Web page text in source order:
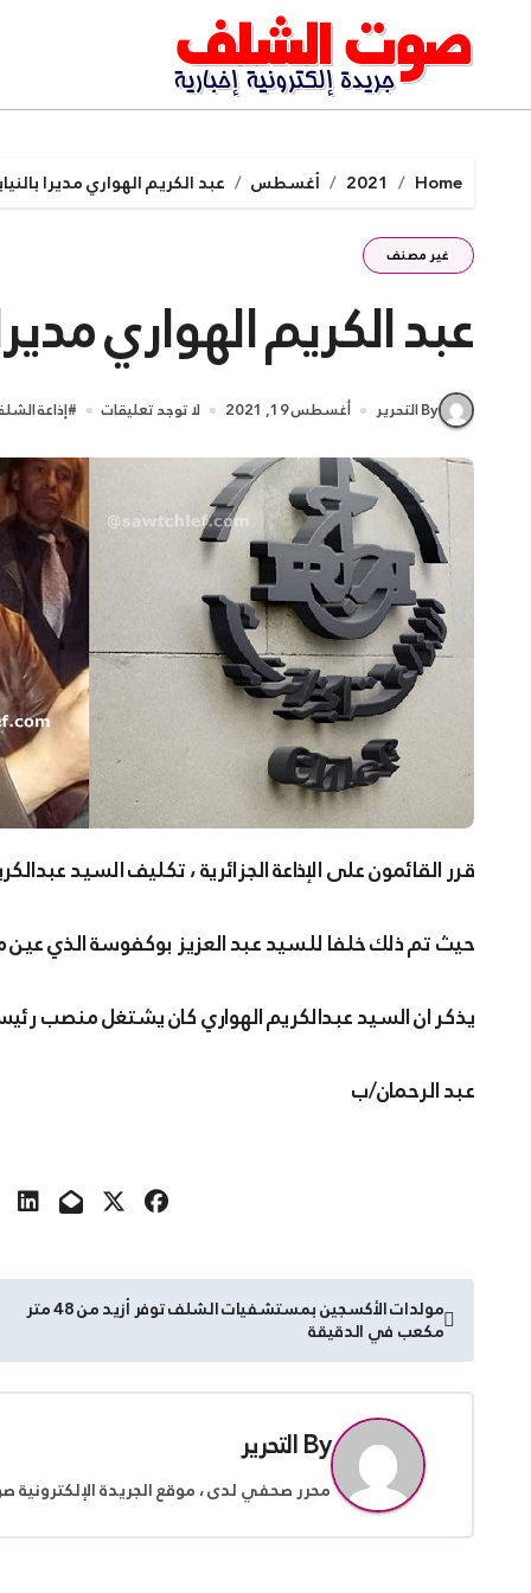
content
Home
2021 أغسطس عبد الكريم الهواري مديرا
غير مصنف
عبد الكريم الهواري
By التحرير أغسطس 19, 2021 لا توجد تعليقات #إذاعة
قرر القائمون على الإذاعة الجزائرية ، تكليف السيد
حيث تم ذلك خلفا للسيد عبد العزيز بوكفوسة الذي عين
يذكر ان السيد عبدالكريم الهواري كان يشتغل منصب
عبد الرحمان/ب
تصفّح
المقالات
مولدات الأكسجين بمستشفيات الشلف توفر أزيد من 48 متر
مكعب في الدقيقة
Byالتحرير
محرر صحفي لدى ، موقع الجريدة